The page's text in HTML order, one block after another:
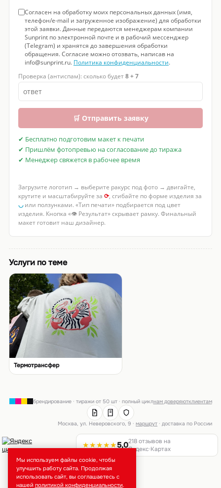
Согласен на обработку моих персональных данных (имя,
телефон/e-mail и загруженное изображение) для обработки
этой заявки. Данные передаются менеджерам компании
Sunprint по электронной почте и в рабочий мессенджер
(Telegram) и хранятся до завершения обработки
обращения. Согласие можно отозвать, написав на
info@sunprint.ru. Политика конфиденциальности.
Проверка (антиспам): сколько будет8 + 7
🛒 Отправить заявку
✔ Бесплатно подготовим макет к печати
✔ Пришлём фотопревью на согласование до тиража
✔ Менеджер свяжется в рабочее время
Загрузите логотип → выберите ракурс под фото → двигайте,
крутите и масштабируйте за ⟳, сгибайте по форме изделия за
◡или ползунками. «Тип печати» подбирается под цвет
изделия. Кнопка «👁 Результат» скрывает рамку. Финальный
макет готовит наш дизайнер.
Услуги по теме
Термотрансфер
брендирование · тиражи от 50 шт · полный циклнам доверяютклиентам
Москва, ул. Неверовского, 9 ·маршрут · доставка по России
★★★★★5,0218 отзывов на
Яндекс·Картах
Мы используем файлы cookie, чтобы
улучшить работу сайта. Продолжая
использовать сайт, вы соглашаетесь с
нашей политикой конфиденциальности.